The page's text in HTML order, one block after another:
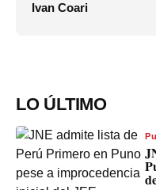
Ivan Coari
LO ÚLTIMO